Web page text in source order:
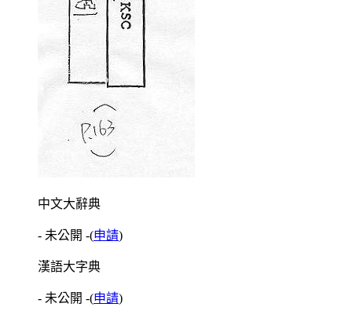
中文大辭典
- 未公開 -(申請)
漢語大字典
- 未公開 -(申請)